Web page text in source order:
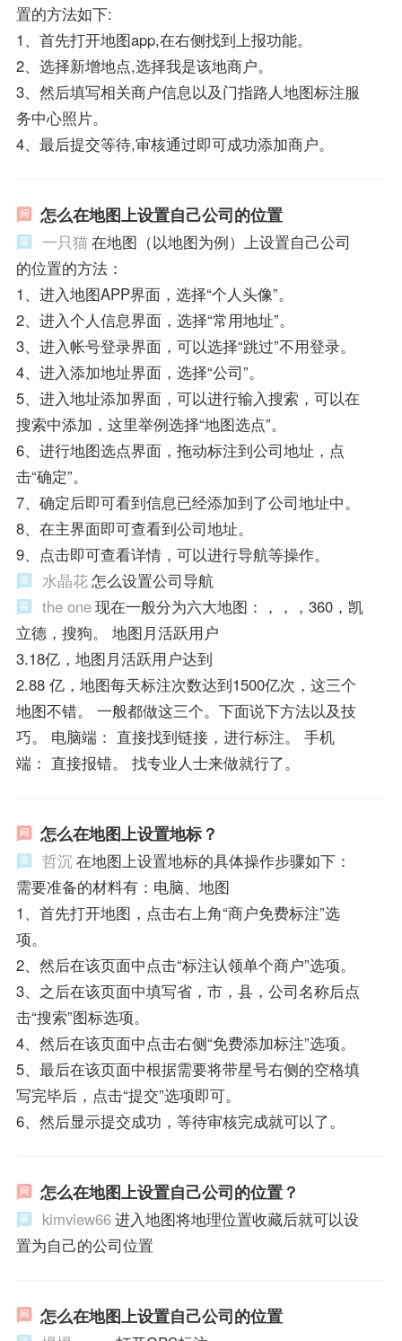
置的方法如下:
1、首先打开地图app,在右侧找到上报功能。
2、选择新增地点,选择我是该地商户。
3、然后填写相关商户信息以及门指路人地图标注服
务中心照片。
4、最后提交等待,审核通过即可成功添加商户。
怎么在地图上设置自己公司的位置
一只猫在地图（以地图为例）上设置自己公司
的位置的方法：
1、进入地图APP界面，选择“个人头像”。
2、进入个人信息界面，选择“常用地址”。
3、进入帐号登录界面，可以选择“跳过”不用登录。
4、进入添加地址界面，选择“公司”。
5、进入地址添加界面，可以进行输入搜索，可以在
搜索中添加，这里举例选择“地图选点”。
6、进行地图选点界面，拖动标注到公司地址，点
击“确定”。
7、确定后即可看到信息已经添加到了公司地址中。
8、在主界面即可查看到公司地址。
9、点击即可查看详情，可以进行导航等操作。
水晶花怎么设置公司导航
the one现在一般分为六大地图：，，，360，凯
立德，搜狗。 地图月活跃用户
3.18亿，地图月活跃用户达到
2.88 亿，地图每天标注次数达到1500亿次，这三个
地图不错。 一般都做这三个。下面说下方法以及技
巧。 电脑端： 直接找到链接，进行标注。 手机
端： 直接报错。 找专业人士来做就行了。
怎么在地图上设置地标？
哲沉 在地图上设置地标的具体操作步骤如下：
需要准备的材料有：电脑、地图
1、首先打开地图，点击右上角“商户免费标注”选
项。
2、然后在该页面中点击“标注认领单个商户”选项。
3、之后在该页面中填写省，市，县，公司名称后点
击“搜索”图标选项。
4、然后在该页面中点击右侧“免费添加标注”选项。
5、最后在该页面中根据需要将带星号右侧的空格填
写完毕后，点击“提交”选项即可。
6、然后显示提交成功，等待审核完成就可以了。
怎么在地图上设置自己公司的位置？
kimview66进入地图将地理位置收藏后就可以设
置为自己的公司位置
怎么在地图上设置自己公司的位置